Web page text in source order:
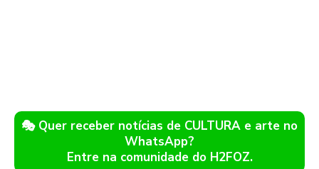
🎭 Quer receber notícias de CULTURA e arte no
WhatsApp?
Entre na comunidade do H2FOZ.